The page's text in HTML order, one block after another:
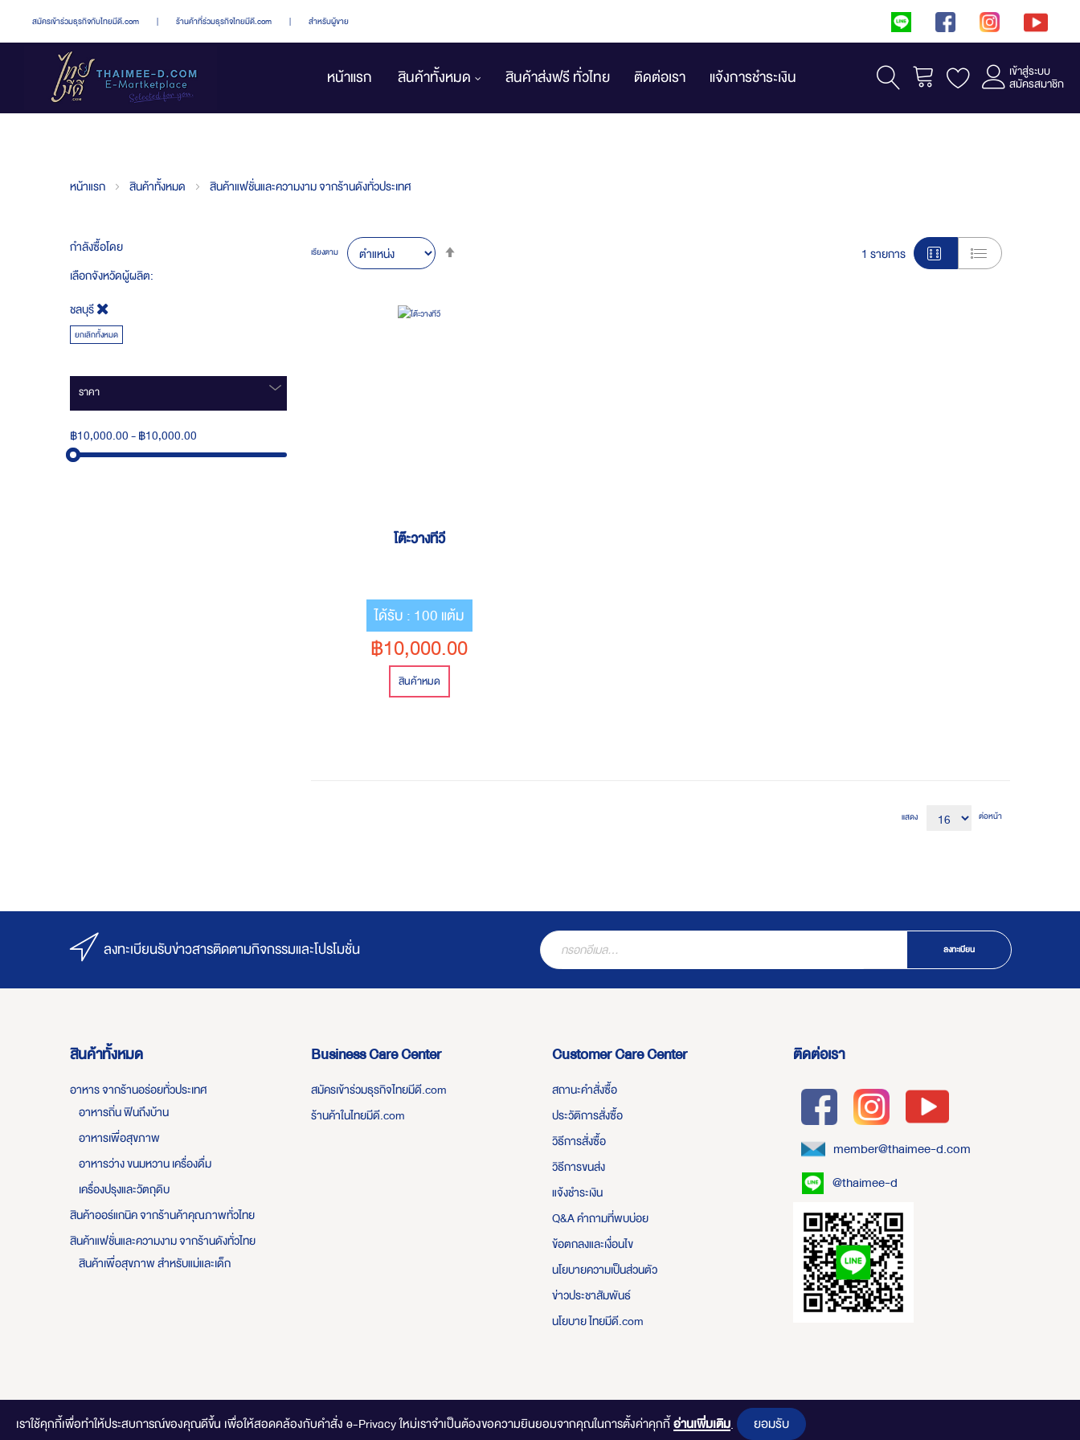
เราใช้คุกกี้เพื่อทำให้ประสบการณ์ของคุณดีขึ้น เพื่อให้สอดคล้องกับคำสั่ง e-Privacy ใหม่เราจำเป็นต้องขอความยินยอมจากคุณในการตั้งค่าคุกกี้อ่านเพิ่มเติม. ยอมรับ
สมัครเข้าร่วมธุรกิจกับไทยมีดี.com | ร้านค้าที่ร่วมธุรกิจไทยมีดี.com | สำหรับผู้ขาย
หน้าแรก สินค้าทั้งหมด สินค้าส่งฟรี ทั่วไทย ติดต่อเรา แจ้งการชำระเงิน รถเข็น เข้าสู่ระบบ
สมัครสมาชิก
หน้าแรก สินค้าทั้งหมด สินค้าแฟชั่นและความงาม จากร้านดังทั่วประเทศ
กำลังซื้อโดย
เลือกจังหวัดผู้ผลิต
ชลบุรี
ยกเลิกทั้งหมด
ราคา
฿10,000.00-฿10,000.00
View
1 รายการ
เรียงตาม
โต๊ะวางทีวี
ได้รับ : 100 แต้ม
฿10,000.00
สินค้าหมด
แสดง ต่อหน้า
ลงทะเบียนรับข่าวสารติดตามกิจกรรมและโปรโมชั่น ลงทะเบียน
สินค้าทั้งหมด
อาหาร จากร้านอร่อยทั่วประเทศ
อาหารถิ่น ฟินถึงบ้าน
อาหารเพื่อสุขภาพ
อาหารว่าง ขนมหวาน เครื่องดื่ม
เครื่องปรุงและวัตถุดิบ
สินค้าออร์แกนิค จากร้านค้าคุณภาพทั่วไทย
สินค้าแฟชั่นและความงาม จากร้านดังทั่วไทย
สินค้าเพื่อสุขภาพ สำหรับแม่และเด็ก
Business Care Center
สมัครเข้าร่วมธุรกิจไทยมีดี.com
ร้านค้าในไทยมีดี.com
Customer Care Center
สถานะคำสั่งซื้อ
ประวัติการสั่งซื้อ
วิธีการสั่งซื้อ
วิธีการขนส่ง
แจ้งชำระเงิน
Q&A คำถามที่พบบ่อย
ข้อตกลงและเงื่อนไข
นโยบายความเป็นส่วนตัว
ข่าวประชาสัมพันธ์
นโยบาย ไทยมีดี.com
ติดต่อเรา
member@thaimee-d.com
@thaimee-d
ไทยมีดี.com © 2020 Online Store. All Rights Reserved. DESIGNED BYCLICK END